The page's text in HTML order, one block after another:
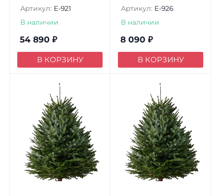
Артикул: E-921
В наличии
54 890 ₽
В КОРЗИНУ
Артикул: E-926
В наличии
8 090 ₽
В КОРЗИНУ